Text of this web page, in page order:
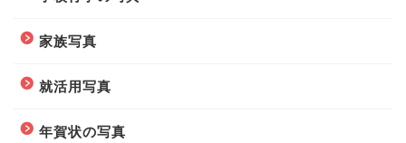
家族写真
就活用写真
年賀状の写真